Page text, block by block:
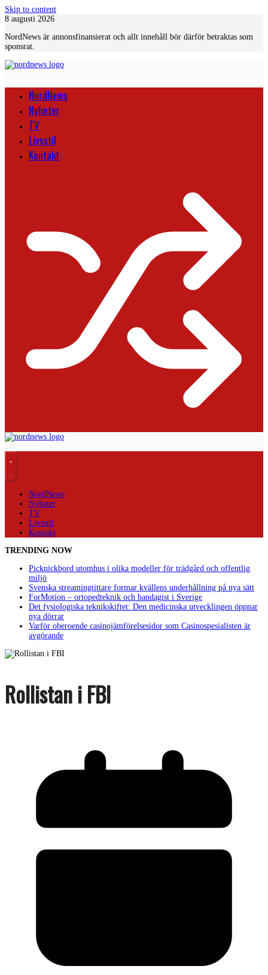
Skip to content
8 augusti 2026
NordNews är annonsfinansierat och allt innehåll bör därför betraktas som
sponsrat.
NordNews
Nyheter
TV
Livsstil
Kontakt
NordNews
Nyheter
TV
Livsstil
Kontakt
TRENDING NOW
Picknickbord utomhus i olika modeller för trädgård och offentlig
miljö
Svenska streamingtittare formar kvällens underhållning på nya sätt
ForMotion – ortopedteknik och bandagist i Sverige
Det fysiologiska teknikskiftet: Den medicinska utvecklingen öppnar
nya dörrar
Varför oberoende casinojämförelsesidor som Casinospesialisten är
avgörande
Rollistan i FBI